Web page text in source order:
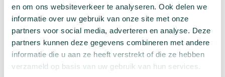
en om ons websiteverkeer te analyseren. Ook delen we
informatie over uw gebruik van onze site met onze
partners voor social media, adverteren en analyse. Deze
partners kunnen deze gegevens combineren met andere
informatie die u aan ze heeft verstrekt of die ze hebben
verzameld op basis van uw gebruik van hun services.
Je zorgt voor een dopingcontrolestation
Je werkt spontaan mee aan dopingcontroles
Je zorgt ervoor dat sancties nageleefd